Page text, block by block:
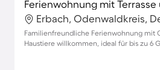
Ferienwohnung mit Terrasse
Erbach, Odenwaldkreis,
Familienfreundliche Ferienwohnung mit
Haustiere willkommen, ideal für bis zu 6